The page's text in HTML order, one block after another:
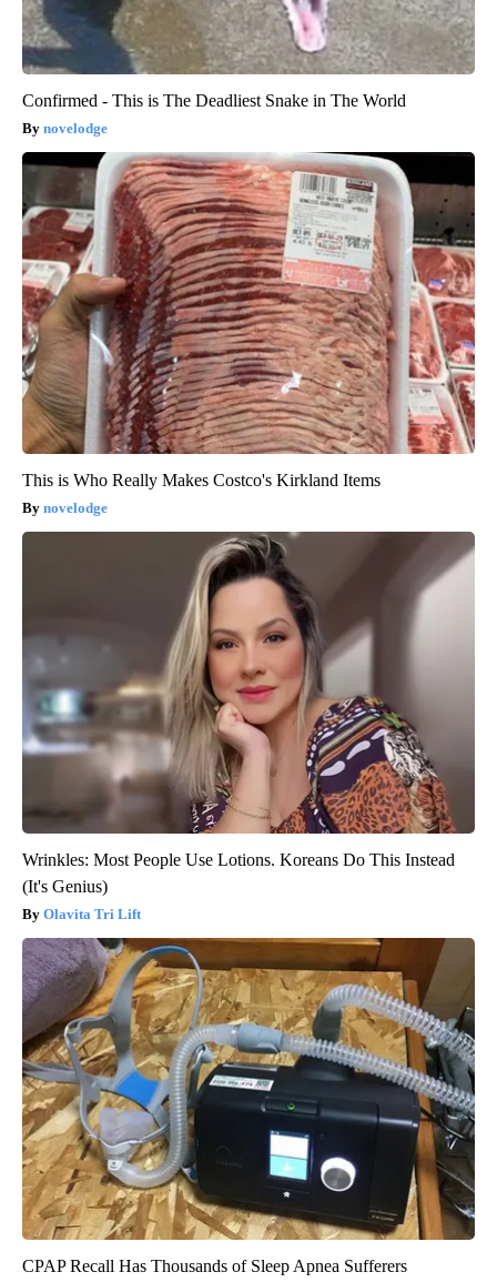
Confirmed - This is The Deadliest Snake in The World
novelodge
This is Who Really Makes Costco's Kirkland Items
novelodge
Wrinkles: Most People Use Lotions. Koreans Do This Instead
(It's Genius)
Olavita Tri Lift
CPAP Recall Has Thousands of Sleep Apnea Sufferers